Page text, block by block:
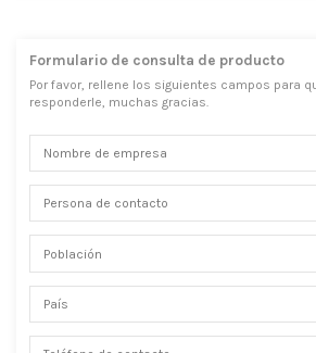
Formulario de consulta de producto
Por favor, rellene los siguientes campos para
responderle, muchas gracias.